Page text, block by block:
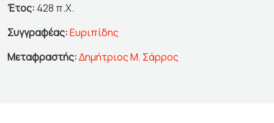
Έτος: 428 π.Χ.
Συγγραφέας:Ευριπίδης
Μεταφραστής:Δημήτριος Μ. Σάρρος